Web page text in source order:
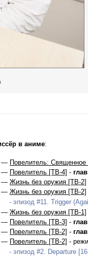
в аниме:
— Повелитель: Священное
— Повелитель [ТВ-4] -
— Жизнь без оружия [ТВ-2]
— Жизнь без оружия [ТВ-2]
- эпизод #11. Trigger
— Жизнь без оружия [ТВ-1]
— Повелитель [ТВ-3] -
— Повелитель [ТВ-2] -
— Повелитель [ТВ-2] -
- эпизод #2. Departure